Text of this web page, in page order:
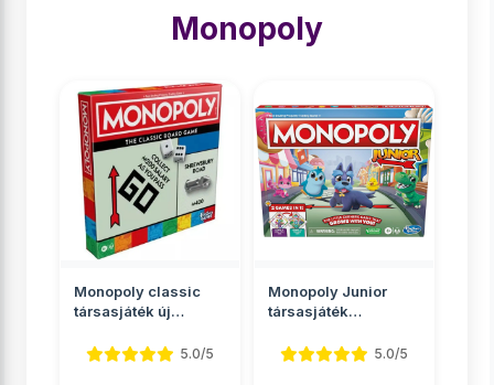
Monopoly
Monopoly classic
társasjáték új
5.0/5
Monopoly Junior
társasjáték
ben - Hasbro
5.0/5